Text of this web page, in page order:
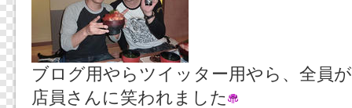
ブログ用やらツイッター用やら、全員
店員さんに笑われました